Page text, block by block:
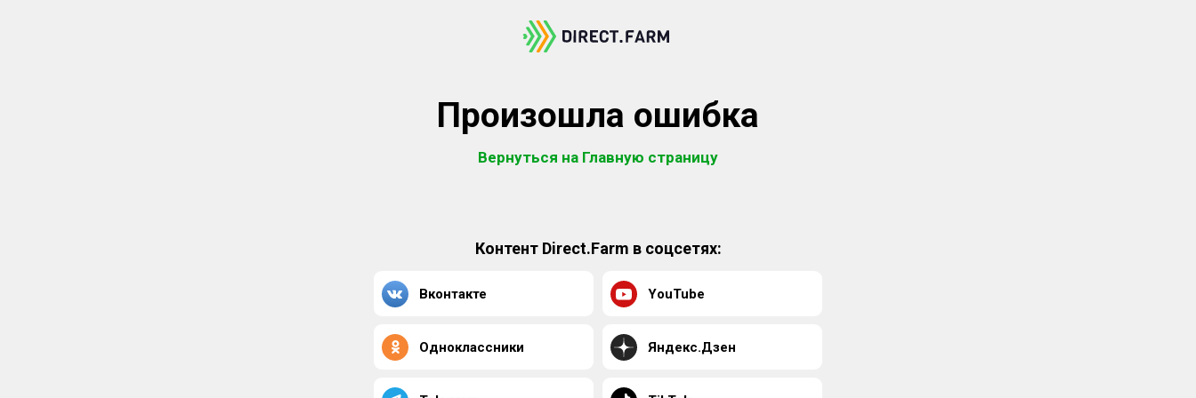
Произошла ошибка
Вернуться на Главную страницу
Контент Direct.Farm в соцсетях:
Вконтакте YouTube
Одноклассники Яндекс.Дзен